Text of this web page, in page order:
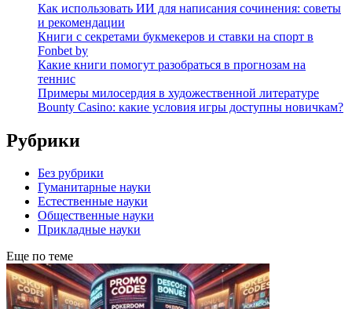
Как использовать ИИ для написания сочинения: советы
и рекомендации
Книги с секретами букмекеров и ставки на спорт в
Fonbet by
Какие книги помогут разобраться в прогнозам на
теннис
Примеры милосердия в художественной литературе
Bounty Casino: какие условия игры доступны новичкам?
Рубрики
Без рубрики
Гуманитарные науки
Естественные науки
Общественные науки
Прикладные науки
Еще по теме